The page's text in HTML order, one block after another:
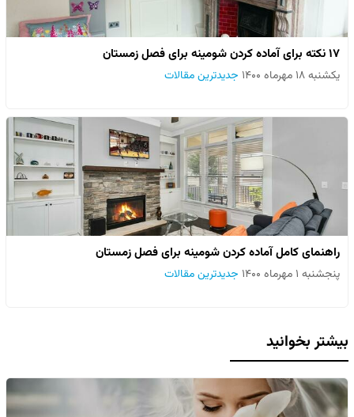
۱۷ نکته برای آماده کردن شومینه برای فصل زمستان
یکشنبه ۱۸ مهرماه ۱۴۰۰ جدیدترین مقالات
راهنمای کامل آماده کردن شومینه برای فصل زمستان
پنجشنبه ۱ مهرماه ۱۴۰۰ جدیدترین مقالات
بیشتر بخوانید